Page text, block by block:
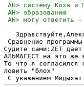
Сравнение
Судите сами:ZET
АЛЬМАГЕСТ на это
То что я согласился
ловить "блох"